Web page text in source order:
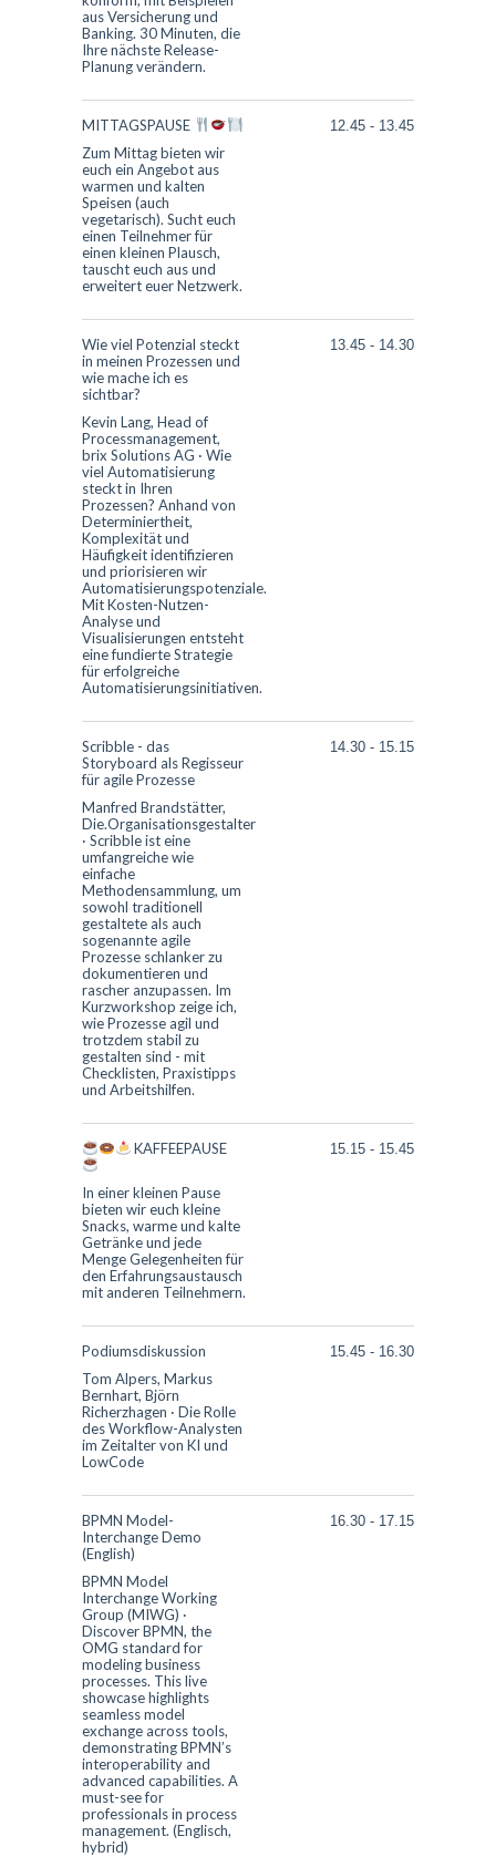
aus Versicherung und
Banking. 30 Minuten, die
Ihre nächste Release-
Planung verändern.
MITTAGSPAUSE
Zum Mittag bieten wir
euch ein Angebot aus
warmen und kalten
Speisen (auch
vegetarisch). Sucht euch
einen Teilnehmer für
einen kleinen Plausch,
tauscht euch aus und
erweitert euer Netzwerk.
12.45 - 13.45
Wie viel Potenzial steckt
in meinen Prozessen und
wie mache ich es
sichtbar?
Kevin Lang, Head of
Processmanagement,
brix Solutions AG · Wie
viel Automatisierung
steckt in Ihren
Prozessen? Anhand von
Determiniertheit,
Komplexität und
Häufigkeit identifizieren
und priorisieren wir
Automatisierungspotenziale.
Mit Kosten-Nutzen-
Analyse und
Visualisierungen entsteht
eine fundierte Strategie
für erfolgreiche
Automatisierungsinitiativen.
13.45 - 14.30
Scribble - das
Storyboard als Regisseur
für agile Prozesse
Manfred Brandstätter,
Die.Organisationsgestalter
· Scribble ist eine
umfangreiche wie
einfache
Methodensammlung, um
sowohl traditionell
gestaltete als auch
sogenannte agile
Prozesse schlanker zu
dokumentieren und
rascher anzupassen. Im
Kurzworkshop zeige ich,
wie Prozesse agil und
trotzdem stabil zu
gestalten sind - mit
Checklisten, Praxistipps
und Arbeitshilfen.
14.30 - 15.15
KAFFEEPAUSE
In einer kleinen Pause
bieten wir euch kleine
Snacks, warme und kalte
Getränke und jede
Menge Gelegenheiten für
den Erfahrungsaustausch
mit anderen Teilnehmern.
15.15 - 15.45
Podiumsdiskussion
Tom Alpers, Markus
Bernhart, Björn
Richerzhagen · Die Rolle
des Workflow-Analysten
im Zeitalter von KI und
LowCode
15.45 - 16.30
BPMN Model-
Interchange Demo
(English)
BPMN Model
Interchange Working
Group (MIWG) ·
Discover BPMN, the
OMG standard for
modeling business
processes. This live
showcase highlights
seamless model
exchange across tools,
demonstrating BPMN’s
interoperability and
advanced capabilities. A
must-see for
professionals in process
management. (Englisch,
hybrid)
16.30 - 17.15